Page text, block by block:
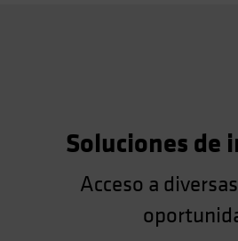
Soluciones de
Acceso a